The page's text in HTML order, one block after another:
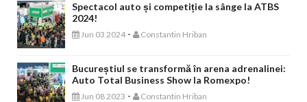
Spectacol auto și competiție la sânge la ATBS
2024!
Jun 03 2024 - Constantin Hriban
Bucureștiul se transformă în arena adrenalinei:
Auto Total Business Show la Romexpo!
Jun 08 2023 - Constantin Hriban